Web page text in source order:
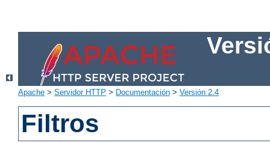
Apache > Servidor HTTP > Documentación > Versión 2.4
Filtros